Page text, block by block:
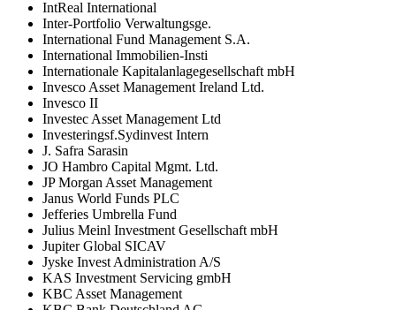
IntReal International
Inter-Portfolio Verwaltungsge.
International Fund Management S.A.
International Immobilien-Insti
Internationale Kapitalanlagegesellschaft mbH
Invesco Asset Management Ireland Ltd.
Invesco II
Investec Asset Management Ltd
Investeringsf.Sydinvest Intern
J. Safra Sarasin
JO Hambro Capital Mgmt. Ltd.
JP Morgan Asset Management
Janus World Funds PLC
Jefferies Umbrella Fund
Julius Meinl Investment Gesellschaft mbH
Jupiter Global SICAV
Jyske Invest Administration A/S
KAS Investment Servicing gmbH
KBC Asset Management